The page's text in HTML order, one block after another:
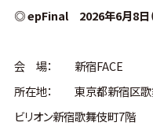
◎ epFinal 2026年6月8日（
会 場： 新宿FACE
所在地： 東京都新宿区歌
ビリオン新宿歌舞伎町7階